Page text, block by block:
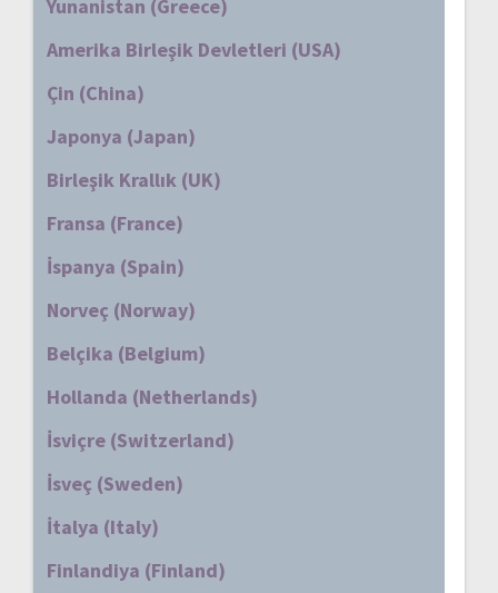
Yunanistan (Greece)
Amerika Birleşik Devletleri (USA)
Çin (China)
Japonya (Japan)
Birleşik Krallık (UK)
Fransa (France)
İspanya (Spain)
Norveç (Norway)
Belçika (Belgium)
Hollanda (Netherlands)
İsviçre (Switzerland)
İsveç (Sweden)
İtalya (Italy)
Finlandiya (Finland)